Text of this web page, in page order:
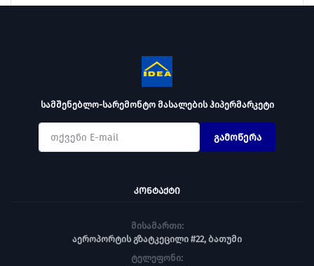
სამშენებლო-სარემონტო მასალების ჰიპერმარკეტი
გამოწერა
ᲙᲝᲜᲢᲐᲥᲢᲘ
მისამართი:
აეროპორტის გზატკეცილი #22, ბათუმი
ტელეფონი: